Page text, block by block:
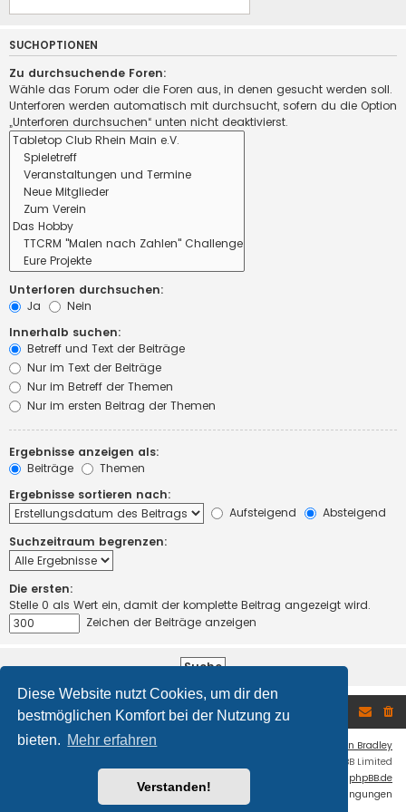
Diese Website nutzt Cookies, um dir den
bestmöglichen Komfort bei der Nutzung zu
bieten. Mehr erfahren
Verstanden!
SUCHOPTIONEN
Zu durchsuchende Foren:
Wähle das Forum oder die Foren aus, in denen gesucht werden soll.
Unterforen werden automatisch mit durchsucht, sofern du die Option
„Unterforen durchsuchen“ unten nicht deaktivierst.
Unterforen durchsuchen:
Ja
Nein
Innerhalb suchen:
Betreff und Text der Beiträge
Nur im Text der Beiträge
Nur im Betreff der Themen
Nur im ersten Beitrag der Themen
Ergebnisse anzeigen als:
Beiträge
Themen
Ergebnisse sortieren nach:
Aufsteigend
Absteigend
Suchzeitraum begrenzen:
Die ersten:
Stelle 0 als Wert ein, damit der komplette Beitrag angezeigt wird.
Zeichen der Beiträge anzeigen
Foren-Übersicht
Ian Bradley
® Forum Software © phpBB Limited
phpBB.de
Nutzungsbedingungen